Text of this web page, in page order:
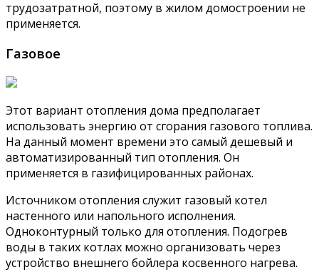
трудозатратной, поэтому в жилом домостроении не
применяется.
Газовое
Этот вариант отопления дома предполагает
использовать энергию от сгорания газового топлива.
На данный момент времени это самый дешевый и
автоматизированный тип отопления. Он
применяется в газифицированных районах.
Источником отопления служит газовый котел
настенного или напольного исполнения.
Одноконтурный только для отопления. Подогрев
воды в таких котлах можно организовать через
устройство внешнего бойлера косвенного нагрева.